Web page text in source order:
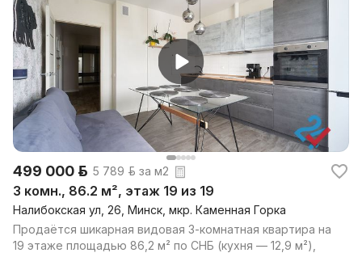
499 000 р. 5 789 р. за м2
3 комн., 86.2 м², этаж 19 из 19
Налибокская ул, 26, Минск, мкр. Каменная Горка
Продаётся шикарная видовая 3-комнатная квартира на
19 этаже площадью 86,2 м² по СНБ (кухня — 12,9 м²),